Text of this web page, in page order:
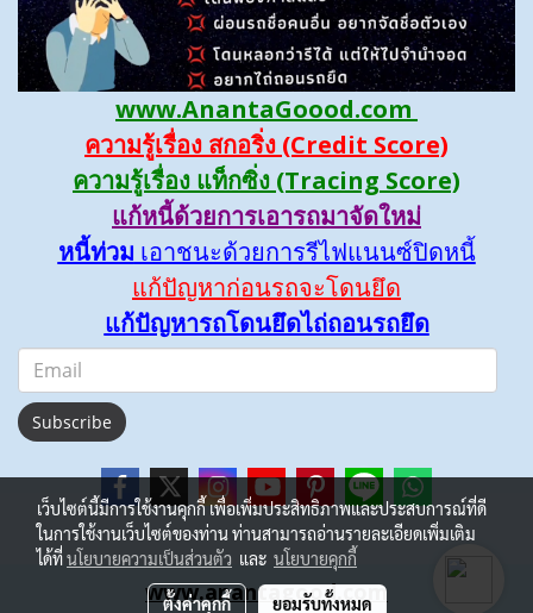
www.AnantaGoood.com
ความรู้เรื่อง สกอริ่ง (Credit Score)
ความรู้เรื่อง แท็กซิ่ง (Tracing Score)
แก้หนี้ด้วยการเอารถมาจัดใหม่
หนี้ท่วม เอาชนะด้วยการรีไฟแนนซ์ปิดหนี้
แก้ปัญหาก่อนรถจะโดนยึด
แก้ปัญหารถโดนยึดไถ่ถอนรถยึด
Subscribe
www.anantagood.com
เว็บไซต์นี้มีการใช้งานคุกกี้ เพื่อเพิ่มประสิทธิภาพและประสบการณ์ที่ดี
ในการใช้งานเว็บไซต์ของท่าน ท่านสามารถอ่านรายละเอียดเพิ่มเติม
ได้ที่นโยบายความเป็นส่วนตัว และ นโยบายคุกกี้
ตั้งค่าคุกกี้ ยอมรับทั้งหมด